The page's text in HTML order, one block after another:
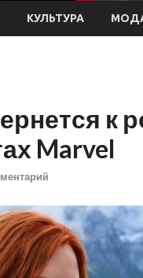
КУЛЬТУРА
к
Marvel